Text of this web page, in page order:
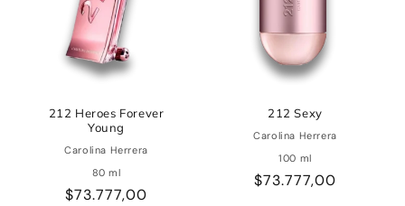
212 Heroes Forever
Young
Carolina Herrera
80 ml
Precio
$73.777,00
212 Sexy
Carolina Herrera
100 ml
Precio
$73.777,00